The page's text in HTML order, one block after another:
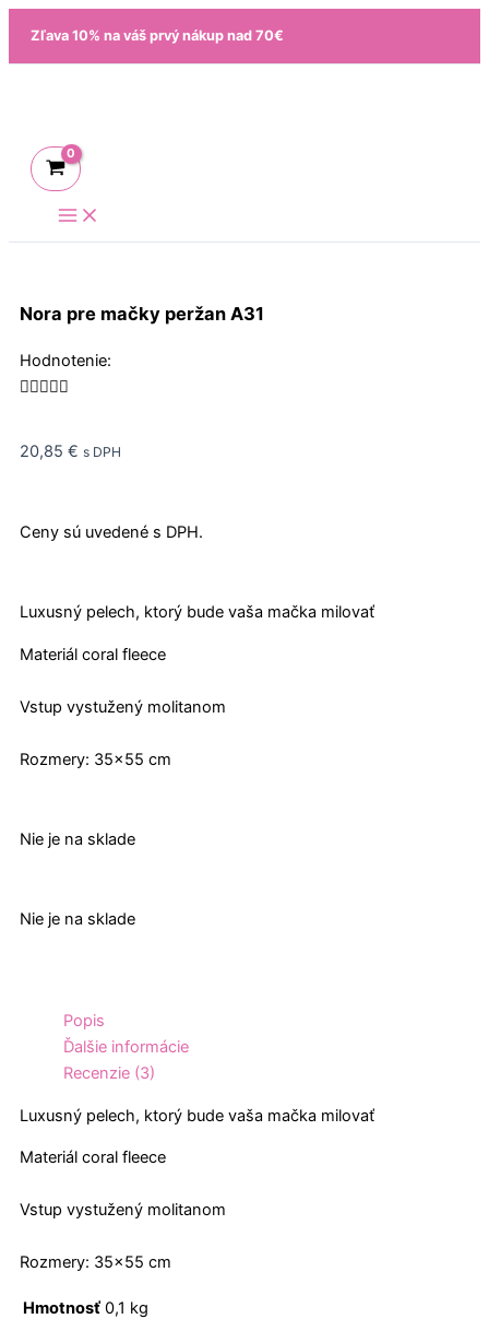
Preskočiť
obsah
Zľava 10% na váš prvý nákup nad 70€
Nora pre mačky peržan A31
Hodnotenie:

Rated
20,85 € s DPH
Ceny sú uvedené s DPH.
Luxusný pelech, ktorý bude vaša mačka milovať
Materiál coral fleece
Vstup vystužený molitanom
Rozmery: 35×55 cm
Nie je na sklade
Nie je na sklade
Popis
Ďalšie informácie
Recenzie (3)
Luxusný pelech, ktorý bude vaša mačka milovať
Materiál coral fleece
Vstup vystužený molitanom
Rozmery: 35×55 cm
Hmotnosť 0,1 kg